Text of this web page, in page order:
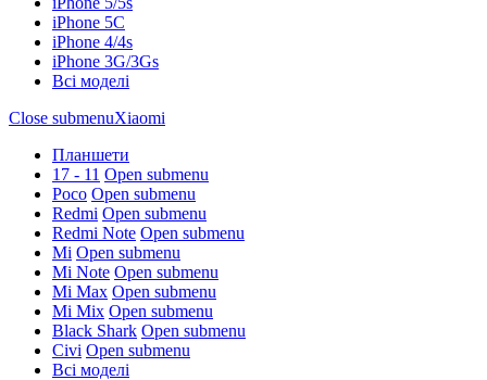
iPhone 5C
iPhone 4/4s
iPhone 3G/3Gs
Всі моделі
Close submenuXiaomi
Планшети
17 - 11 Open submenu
Poco Open submenu
Redmi Open submenu
Redmi Note Open submenu
Mi Open submenu
Mi Note Open submenu
Mi Max Open submenu
Mi Mix Open submenu
Black Shark Open submenu
Civi Open submenu
Всі моделі